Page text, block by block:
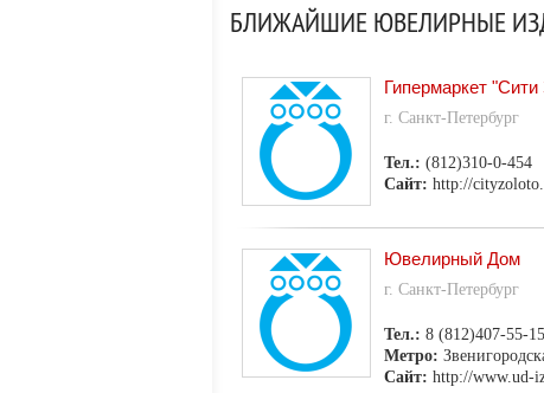
БЛИЖАЙШИЕ ЮВЕЛИРНЫЕ
Гипермаркет "Сити
г. Санкт-Петербург
Тел.: (812)310-0-454
Сайт: http://
Ювелирный Дом
г. Санкт-Петербург
Тел.: 8 (812)407-55-15
Метро:
Сайт: http://www.ud-